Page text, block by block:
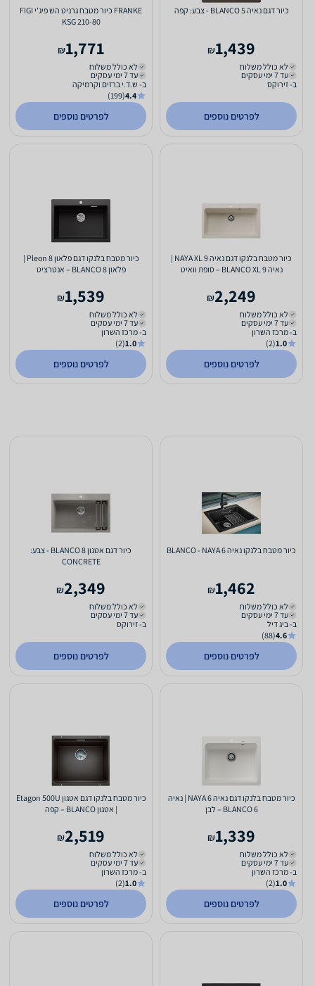
כיור דגם נאיה 5 BLANCO - צבע: קפה
1,439
₪
לא כולל משלוח
עד 7 ימי עסקים
ב- זירוקס
לפרטים נוספים
FRANKE כיור מטבח גרניט הש פיג'י FIGI
KSG 210-80
1,771
₪
לא כולל משלוח
עד 7 ימי עסקים
ב- ש.ד.י ברזים וקרמיקה
4.4
(199)
לפרטים נוספים
כיור מטבח בלנקו דגם נאיה NAYA XL 9 |
נאיה 9 BLANCO XL – סופת וואיט
2,249
₪
לא כולל משלוח
עד 7 ימי עסקים
ב- מרכז השרון
1.0
(2)
לפרטים נוספים
כיור מטבח בלנקו דגם פלאון 8 Pleon |
פלאון 8 BLANCO – אנטרציט
1,539
₪
לא כולל משלוח
עד 7 ימי עסקים
ב- מרכז השרון
1.0
(2)
לפרטים נוספים
כיור מטבח בלנקו נאיה 6 BLANCO - NAYA
1,462
₪
לא כולל משלוח
עד 7 ימי עסקים
ב- ביג דיל
4.6
(88)
לפרטים נוספים
כיור דגם אטגון 8 BLANCO - צבע:
CONCRETE
2,349
₪
לא כולל משלוח
עד 7 ימי עסקים
ב- זירוקס
לפרטים נוספים
כיור מטבח בלנקו דגם נאיה 6 NAYA | נאיה
6 BLANCO – לבן
1,339
₪
לא כולל משלוח
עד 7 ימי עסקים
ב- מרכז השרון
1.0
(2)
לפרטים נוספים
כיור מטבח בלנקו דגם אטגון Etagon 500U
| אטגון BLANCO – קפה
2,519
₪
לא כולל משלוח
עד 7 ימי עסקים
ב- מרכז השרון
1.0
(2)
לפרטים נוספים